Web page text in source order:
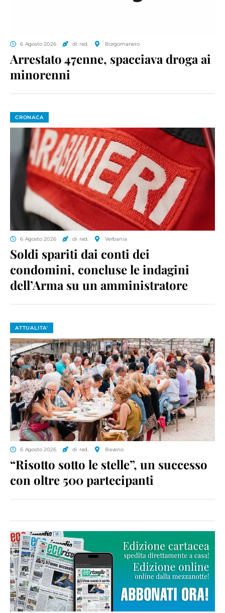
6 Agosto 2026 di red. Borgomanero
Arrestato 47enne, spacciava droga ai
minorenni
CRONACA
6 Agosto 2026 di red. Verbania
Soldi spariti dai conti dei
condomini, concluse le indagini
dell’Arma su un amministratore
ATTUALITA'
6 Agosto 2026 di red. Baveno
“Risotto sotto le stelle”, un successo
con oltre 500 partecipanti